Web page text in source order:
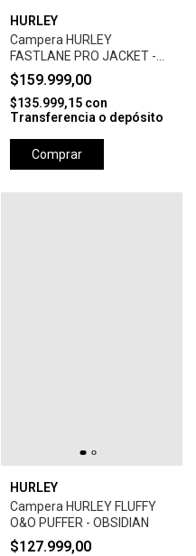
HURLEY
Campera HURLEY
FASTLANE PRO JACKET -
CAMEL
$159.999,00
$135.999,15 con
Transferencia o depósito
Comprar
HURLEY
Campera HURLEY FLUFFY
O&O PUFFER - OBSIDIAN
$127.999,00